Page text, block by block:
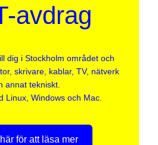
avdrag
dig i Stockholm området och
skrivare, kablar, TV, nätverk
annat tekniskt.
Linux, Windows och Mac.
för att läsa mer